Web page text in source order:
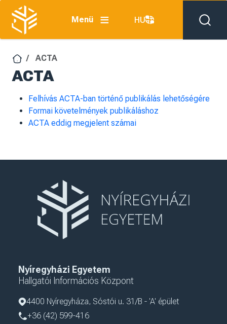
Ugrás a tartalomra
Menü
HU
ACTA
ACTA
Felhívás ACTA-ban történő publikálás lehetőségére
Formai követelmények publikáláshoz
ACTA eddig megjelent számai
Nyíregyházi Egyetem
Hallgatói Információs Központ
4400 Nyíregyháza, Sóstói u. 31/B - 'A' épület
+36 (42) 599-416